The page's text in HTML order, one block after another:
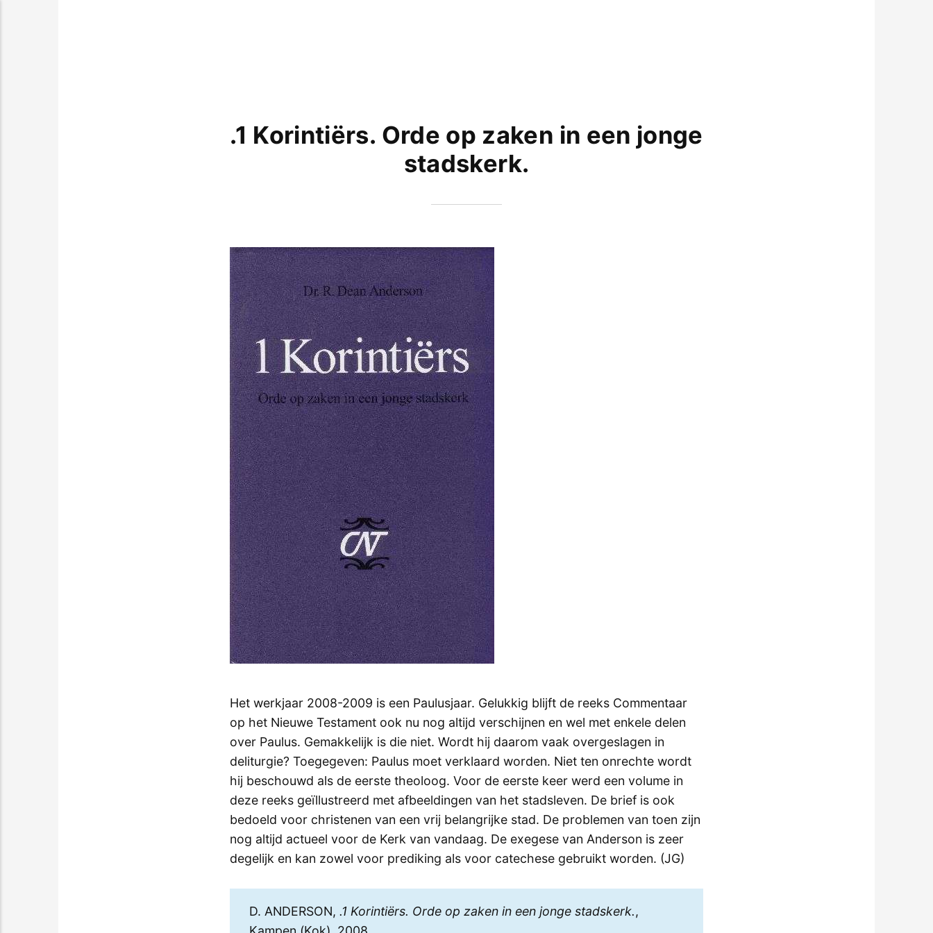
.1 Korintiërs. Orde op zaken in een jonge
stadskerk.
Het werkjaar 2008-2009 is een Paulusjaar. Gelukkig blijft de reeks Commentaar
op het Nieuwe Testament ook nu nog altijd verschijnen en wel met enkele delen
over Paulus. Gemakkelijk is die niet. Wordt hij daarom vaak overgeslagen in
deliturgie? Toegegeven: Paulus moet verklaard worden. Niet ten onrechte wordt
hij beschouwd als de eerste theoloog. Voor de eerste keer werd een volume in
deze reeks geïllustreerd met afbeeldingen van het stadsleven. De brief is ook
bedoeld voor christenen van een vrij belangrijke stad. De problemen van toen zijn
nog altijd actueel voor de Kerk van vandaag. De exegese van Anderson is zeer
degelijk en kan zowel voor prediking als voor catechese gebruikt worden. (JG)
D. ANDERSON,.1 Korintiërs. Orde op zaken in een jonge stadskerk.,